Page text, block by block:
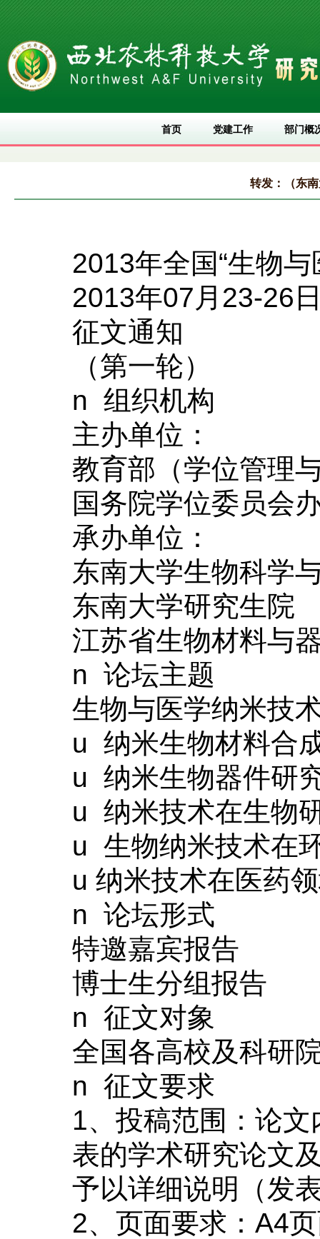
首页 党建工作 部门概
转发：（东
2013年全国“生物与
2013年07 月 23-26
征文通知
（第一轮）
n 组织机构
主办单位 ：
教育部（学位管理
国务院学位委员会
承办单位 ：
东南大学生物科学
东南大学研究生院
江苏省生物材料与
n 论坛主题
生物与医学纳米技
u 纳米生物材料合
u 纳米生物器件研
u 纳米技术在生物
u 生物纳米技术在
u 纳米技术在医药
n 论坛形式
特邀嘉宾报告
博士生分组报告
n 征文对象
全国各高校及科研
n 征文要求
1、投稿范围：论
表的学术研究论文
予以详细说明（发
2、页面要求：A4